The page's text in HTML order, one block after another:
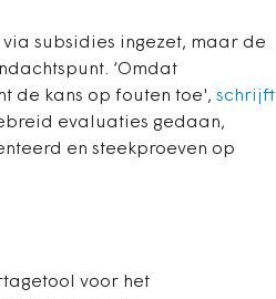
subsidies ingezet, maar de
‘Omdat
de kans op fouten toe', schrijft
evaluaties gedaan,
en steekproeven op
voor het